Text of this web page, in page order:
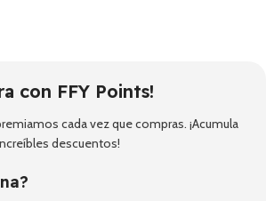
con FFY Points!
cada vez que compras. ¡Acumula
descuentos!